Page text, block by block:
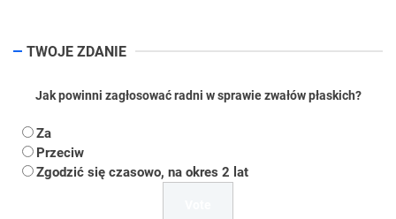
TWOJE ZDANIE
Jak powinni zagłosować radni w sprawie zwałów płaskich?
Za
Przeciw
Zgodzić się czasowo, na okres 2 lat